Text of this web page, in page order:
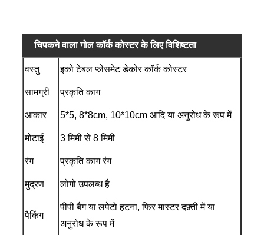
चिपकने वाला गोल कॉर्क कोस्टर के लिए विशिष्टता
वस्तु इको टेबल प्लेसमेट डेकोर कॉर्क कोस्टर
सामग्री प्रकृति काग
आकार 5*5, 8*8cm, 10*10cm आदि या अनुरोध के रूप में
मोटाई 3 मिमी से 8 मिमी
रंग प्रकृति काग रंग
मुद्रण लोगो उपलब्ध है
पैकिंग
पीपी बैग या लपेटो हटना, फिर मास्टर दफ़्ती में या
अनुरोध के रूप में